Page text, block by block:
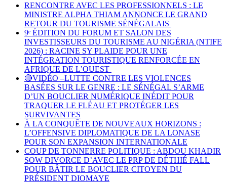
RENCONTRE AVEC LES PROFESSIONNELS : LE
MINISTRE ALPHA THIAM ANNONCE LE GRAND
RETOUR DU TOURISME SÉNÉGALAIS
9ᵉ ÉDITION DU FORUM ET SALON DES
INVESTISSEURS DU TOURISME AU NIGÉRIA (NTIFE
2026) : RACINE SY PLAIDE POUR UNE
INTÉGRATION TOURISTIQUE RENFORCÉE EN
AFRIQUE DE L’OUEST
🔴VIDÉO –LUTTE CONTRE LES VIOLENCES
BASÉES SUR LE GENRE : LE SÉNÉGAL S’ARME
D’UN BOUCLIER NUMÉRIQUE INÉDIT POUR
TRAQUER LE FLÉAU ET PROTÉGER LES
SURVIVANTES
À LA CONQUÊTE DE NOUVEAUX HORIZONS :
L’OFFENSIVE DIPLOMATIQUE DE LA LONASE
POUR SON EXPANSION INTERNATIONALE
COUP DE TONNERRE POLITIQUE : ABDOU KHADIR
SOW DIVORCE D’AVEC LE PRP DE DÉTHIÉ FALL
POUR BÂTIR LE BOUCLIER CITOYEN DU
PRÉSIDENT DIOMAYE